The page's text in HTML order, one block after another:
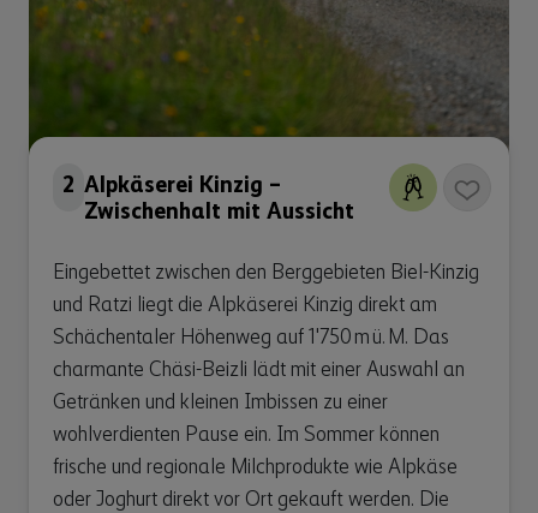
2 Alpkäserei Kinzig –
Zwischenhalt mit Aussicht
Eingebettet zwischen den Berggebieten Biel-Kinzig
und Ratzi liegt die Alpkäserei Kinzig direkt am
Schächentaler Höhenweg auf 1'750 m ü. M. Das
charmante Chäsi-Beizli lädt mit einer Auswahl an
Getränken und kleinen Imbissen zu einer
wohlverdienten Pause ein. Im Sommer können
frische und regionale Milchprodukte wie Alpkäse
oder Joghurt direkt vor Ort gekauft werden. Die